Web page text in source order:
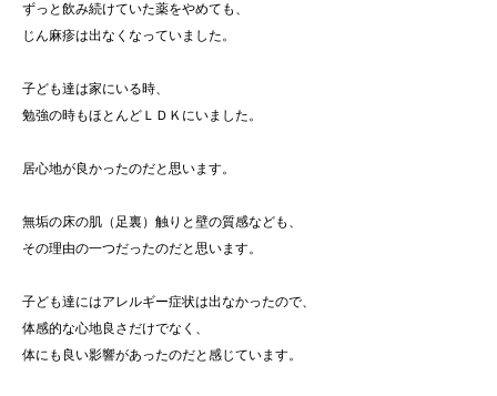
ずっと飲み続けていた薬をやめても、
じん麻疹は出なくなっていました。
子ども達は家にいる時、
勉強の時もほとんどＬＤＫにいました。
居心地が良かったのだと思います。
無垢の床の肌（足裏）触りと壁の質感なども、
その理由の一つだったのだと思います。
子ども達にはアレルギー症状は出なかったので、
体感的な心地良さだけでなく、
体にも良い影響があったのだと感じています。